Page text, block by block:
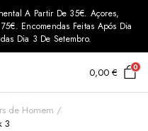
A Partir De 35€. Açores,
Encomendas Feitas Após Dia
Dia 3 De Setembro.
0,00 € 0
de Homem
3